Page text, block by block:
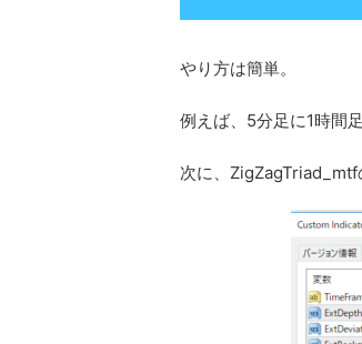
やり方は簡単。
例えば、5分足に1時間
次に、ZigZagTriad_mtf